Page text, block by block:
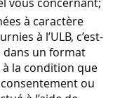
à caractère
à l’ULB, c’est-
dans un format
la condition que
ou